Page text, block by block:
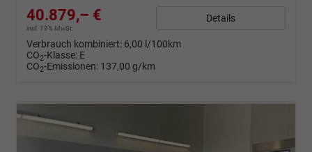
40.879,– €
incl. 19% MwSt.
Details
Verbrauch kombiniert: 6,00 l/100km
CO2-Klasse: E
CO2-Emissionen: 137,00 g/km